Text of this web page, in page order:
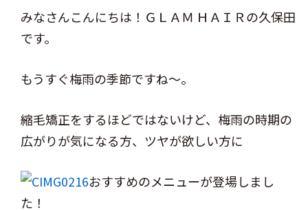
みなさんこんにちは！ＧＬＡＭ ＨＡＩＲの久保田
です。
もうすぐ梅雨の季節ですね～。
縮毛矯正をするほどではないけど、梅雨の時期の
広がりが気になる方、ツヤが欲しい方に
おすすめのメニューが登場しまし
た！